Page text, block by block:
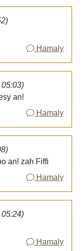
Hamaly
an!
Hamaly
an! zah Fiffi
Hamaly
Hamaly